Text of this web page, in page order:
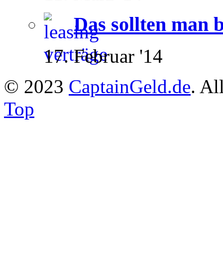
Das sollten man
17. Februar '14
© 2023 CaptainGeld.de.
Top